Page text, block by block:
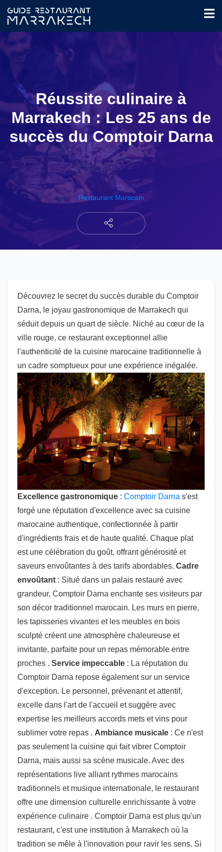
Réussite culinaire à
Marrakech : Les 25 ans de
succès du Comptoir Darna
Restaurant Marocain
Découvrez le secret du succès durable du Comptoir
Darna, le joyau gastronomique de Marrakech qui
séduit depuis un quart de siècle. Niché au cœur de la
ville rouge, ce restaurant exceptionnel allie
l'authenticité de la cuisine marocaine traditionnelle à
un cadre somptueux pour une expérience inégalée.
Excellence gastronomique : Comptoir Darna s'est
forgé une réputation d'excellence avec sa cuisine
marocaine authentique, confectionnée à partir
d'ingrédients frais et de haute qualité. Chaque plat
est une célébration du goût, offrant générosité et
saveurs envoûtantes à des tarifs abordables. Cadre
envoûtant : Situé dans un palais restauré avec
grandeur, Comptoir Darna enchante ses visiteurs par
son décor traditionnel marocain. Les murs en pierre,
les tapisseries vivantes et les meubles en bois
sculpté créent une atmosphère chaleureuse et
invitante, parfaite pour un repas mémorable entre
proches . Service impeccable : La réputation du
Comptoir Darna repose également sur un service
d'exception. Le personnel, prévenant et attentif,
excelle dans l'art de l'accueil et suggère avec
expertise les meilleurs accords mets et vins pour
sublimer votre repas . Ambiance musicale : Ce n'est
pas seulement la cuisine qui fait vibrer Comptoir
Darna, mais aussi sa scène musicale. Avec des
représentations live alliant rythmes marocains
traditionnels et musique internationale, le restaurant
offre une dimension culturelle enrichissante à votre
expérience culinaire . Comptoir Darna est plus qu'un
restaurant, c'est une institution à Marrakech où la
tradition se mêle à l'innovation pour ravir les sens. Si